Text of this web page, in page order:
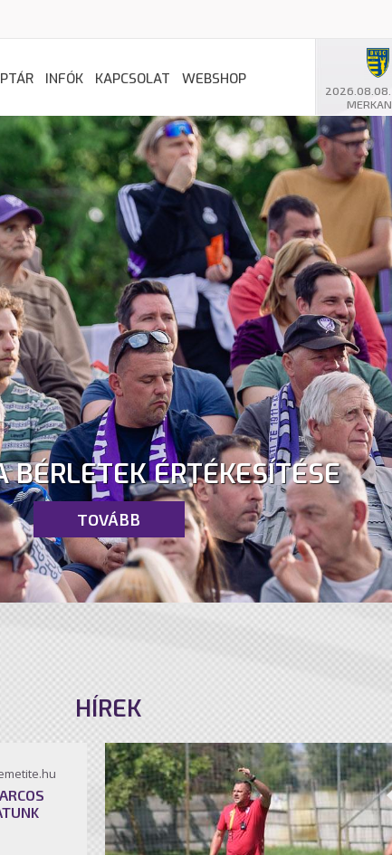
2026.08.08.
INFÓK KAPCSOLAT WEBSHOP
BÉRLETEK ÉRTÉKESÍTÉSE
TOVÁBB
HÍREK